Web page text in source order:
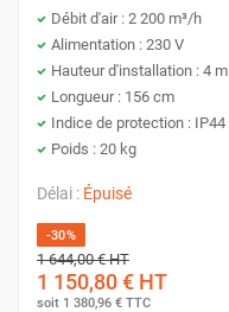
Débit d'air : 2 200 m³/h
Alimentation : 230 V
Hauteur d'installation : 4 m
Longueur : 156 cm
Indice de protection : IP44
Poids : 20 kg
Délai : Épuisé
-30%
1 644,00 €HT
1 150,80 € HT
soit 1 380,96 € TTC